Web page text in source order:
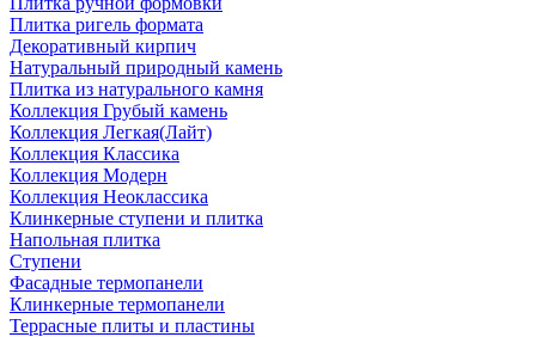
Плитка ригель формата
Декоративный кирпич
Натуральный природный камень
Плитка из натурального камня
Коллекция Грубый камень
Коллекция Легкая(Лайт)
Коллекция Классика
Коллекция Модерн
Коллекция Неоклассика
Клинкерные ступени и плитка
Напольная плитка
Ступени
Фасадные термопанели
Клинкерные термопанели
Террасные плиты и пластины